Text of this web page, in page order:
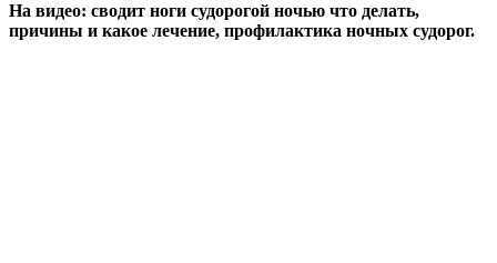
На видео: сводит ноги судорогой ночью что делать,
причины и какое лечение, профилактика ночных судорог.